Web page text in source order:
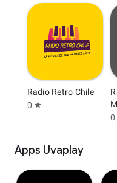
Radio Retro Chile
0 star
0
Apps Uvaplay